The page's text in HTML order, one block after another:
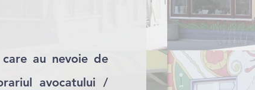
au nevoie de
avocatului /